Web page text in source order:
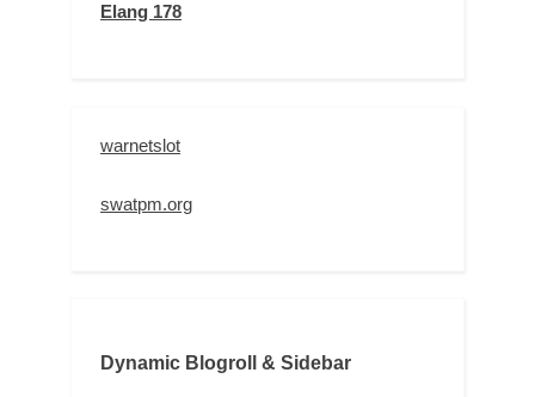
Elang 178
warnetslot
swatpm.org
Dynamic Blogroll & Sidebar